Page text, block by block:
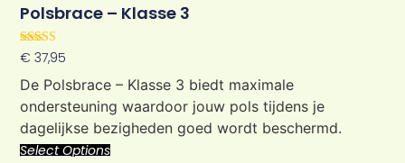
Polsbrace – Klasse 3
Rated
5.00
out of 5
€ 37,95
De Polsbrace – Klasse 3 biedt maximale
ondersteuning waardoor jouw pols tijdens je
dagelijkse bezigheden goed wordt beschermd.
Select Options